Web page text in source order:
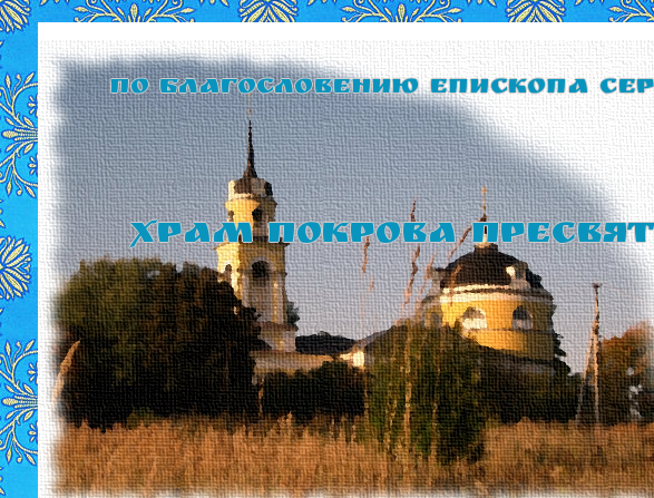
По благословению Епископа
Храм Покрова